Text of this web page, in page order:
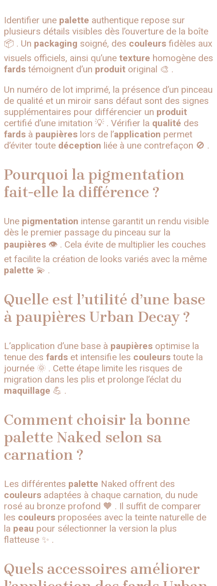
Identifier une palette authentique repose sur
plusieurs détails visibles dès l’ouverture de la boîte
📦 . Un packaging soigné, des couleurs fidèles aux
visuels officiels, ainsi qu’une texture homogène des
fards témoignent d’un produit original 🎨 .
Un numéro de lot imprimé, la présence d’un pinceau
de qualité et un miroir sans défaut sont des signes
supplémentaires pour différencier un produit
certifié d’une imitation 💡 . Vérifier la qualité des
fards à paupières lors de l’application permet
d’éviter toute déception liée à une contrefaçon 🚫 .
Pourquoi la pigmentation
fait-elle la différence ?
Une pigmentation intense garantit un rendu visible
dès le premier passage du pinceau sur la
paupières 👁️ . Cela évite de multiplier les couches
et facilite la création de looks variés avec la même
palette 💫 .
Quelle est l’utilité d’une base
à paupières Urban Decay ?
L’application d’une base à paupières optimise la
tenue des fards et intensifie les couleurs toute la
journée 🌞 . Cette étape limite les risques de
migration dans les plis et prolonge l’éclat du
maquillage 💪 .
Comment choisir la bonne
palette Naked selon sa
carnation ?
Les différentes palette Naked offrent des
couleurs adaptées à chaque carnation, du nude
rosé au bronze profond 🧡 . Il suffit de comparer
les couleurs proposées avec la teinte naturelle de
la peau pour sélectionner la version la plus
flatteuse ✨ .
Quels accessoires améliorer